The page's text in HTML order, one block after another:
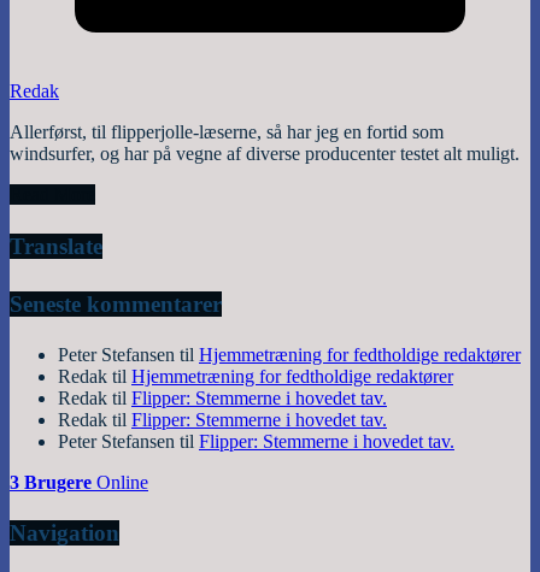
Redak
Allerførst, til flipperjolle-læserne, så har jeg en fortid som
windsurfer, og har på vegne af diverse producenter testet alt muligt.
Translate
Seneste kommentarer
Peter Stefansen til Hjemmetræning for fedtholdige redaktører
Redak til Hjemmetræning for fedtholdige redaktører
Redak til Flipper: Stemmerne i hovedet tav.
Redak til Flipper: Stemmerne i hovedet tav.
Peter Stefansen til Flipper: Stemmerne i hovedet tav.
3 Brugere Online
Navigation